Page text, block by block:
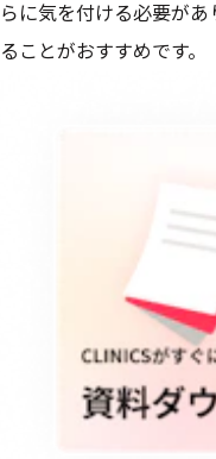
らに気を付ける必要が
ることがおすすめです。